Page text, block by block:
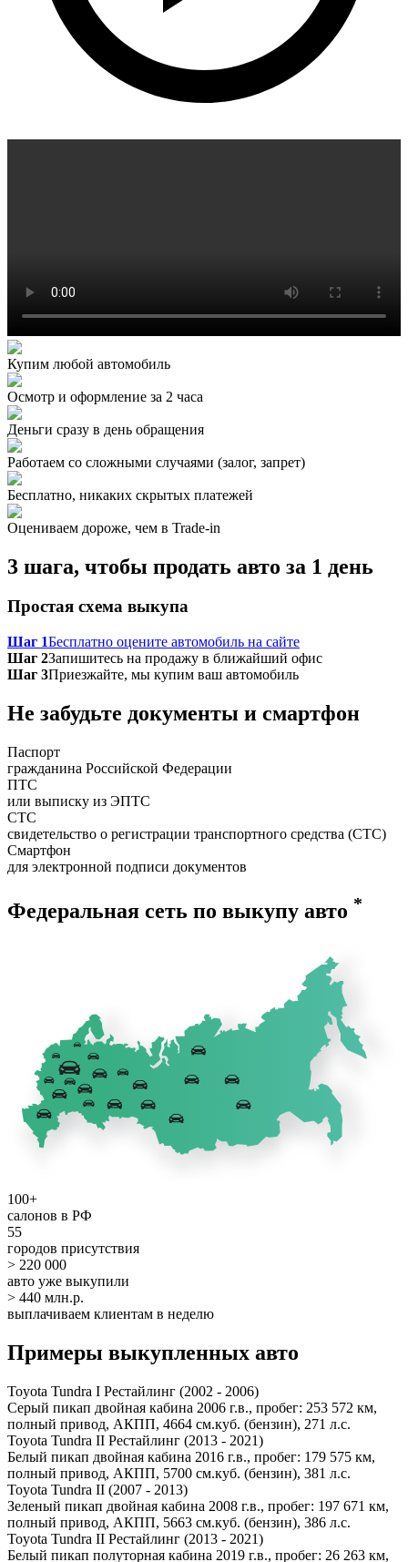
Купим любой автомобиль
Осмотр и оформление за 2 часа
Деньги сразу в день обращения
Работаем со сложными случаями (залог, запрет)
Бесплатно, никаких скрытых платежей
Оцениваем дороже, чем в Trade‑in
3 шага, чтобы продать авто за 1 день
Простая схема выкупа
Шаг 1Бесплатно оцените автомобиль на сайте
Шаг 2Запишитесь на продажу в ближайший офис
Шаг 3Приезжайте, мы купим ваш автомобиль
Не забудьте документы и смартфон
Паспорт
гражданина Российской Федерации
ПТС
или выписку из ЭПТС
СТС
свидетельство о регистрации транспортного средства (СТС)
Смартфон
для электронной подписи документов
Федеральная сеть по выкупу авто *
100+
салонов в РФ
55
городов присутствия
> 220 000
авто уже выкупили
> 440 млн.р.
выплачиваем клиентам в неделю
Примеры выкупленных авто
Toyota Tundra I Рестайлинг (2002 - 2006)
Серый пикап двойная кабина 2006 г.в., пробег: 253 572 км,
полный привод, АКПП, 4664 см.куб. (бензин), 271 л.с.
Toyota Tundra II Рестайлинг (2013 - 2021)
Белый пикап двойная кабина 2016 г.в., пробег: 179 575 км,
полный привод, АКПП, 5700 см.куб. (бензин), 381 л.с.
Toyota Tundra II (2007 - 2013)
Зеленый пикап двойная кабина 2008 г.в., пробег: 197 671 км,
полный привод, АКПП, 5663 см.куб. (бензин), 386 л.с.
Toyota Tundra II Рестайлинг (2013 - 2021)
Белый пикап полуторная кабина 2019 г.в., пробег: 26 263 км,